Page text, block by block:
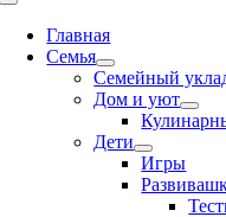
Toggle
NavigationГлавная
Семья
Семейный
Дом и уют
Дети
Игры